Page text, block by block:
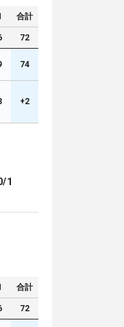
合計
72
74
+2
1
合計
72